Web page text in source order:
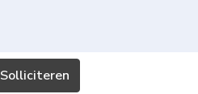
Solliciteren